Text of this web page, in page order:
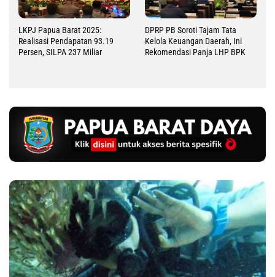
LKPJ Papua Barat 2025:
Realisasi Pendapatan 93.19
Persen, SILPA 237 Miliar
DPRP PB Soroti Tajam Tata
Kelola Keuangan Daerah, Ini
Rekomendasi Panja LHP BPK